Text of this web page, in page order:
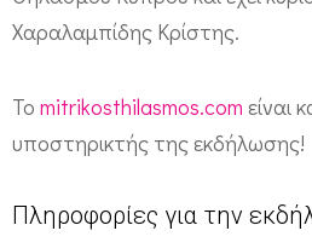
ο
ο
ς
η
Χαραλαμπίδης Κρίστης.
Το mitrikosthilasmos.com είναι
υποστηρικτής της εκδήλωσης!
Πληροφορίες για την